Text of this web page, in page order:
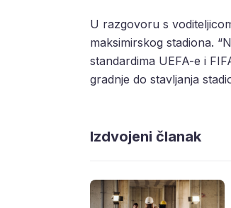
U razgovoru s
maksimirskog stadiona.
standardima UEFA-e i
gradnje do stavljanja
Izdvojeni članak